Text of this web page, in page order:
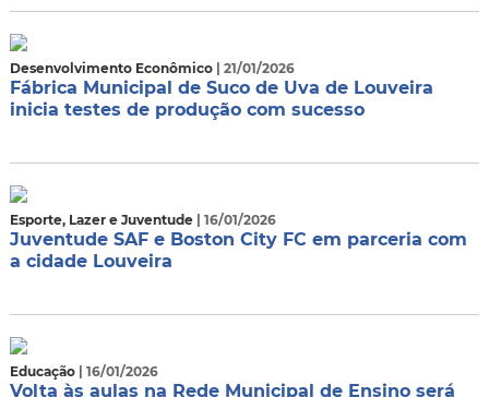
Desenvolvimento Econômico | 21/01/2026
Fábrica Municipal de Suco de Uva de Louveira
inicia testes de produção com sucesso
Esporte, Lazer e Juventude | 16/01/2026
Juventude SAF e Boston City FC em parceria com
a cidade Louveira
Educação | 16/01/2026
Volta às aulas na Rede Municipal de Ensino será